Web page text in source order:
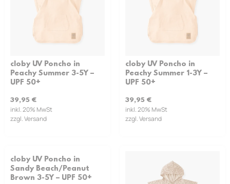
cloby UV Poncho in
Peachy Summer 3-5Y –
UPF 50+
39,95 €
inkl. 20% MwSt
zzgl. Versand
cloby UV Poncho in
Peachy Summer 1-3Y –
UPF 50+
39,95 €
inkl. 20% MwSt
zzgl. Versand
cloby UV Poncho in
Sandy Beach/Peanut
Brown 3-5Y – UPF 50+